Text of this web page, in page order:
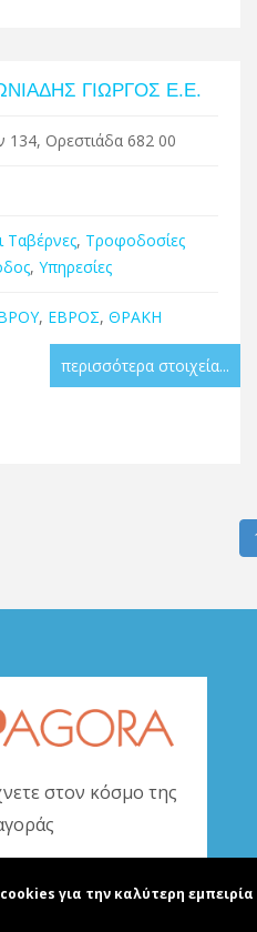
ΓΙΩΡΓΟΣ E.E.
Ορεστιάδα 682 00
Ταβέρνες, Τροφοδοσίες
, Υπηρεσίες
, ΕΒΡΟΣ, ΘΡΑΚΗ
περισσότερα στοιχεία...
στον κόσμο της
για την καλύτερη